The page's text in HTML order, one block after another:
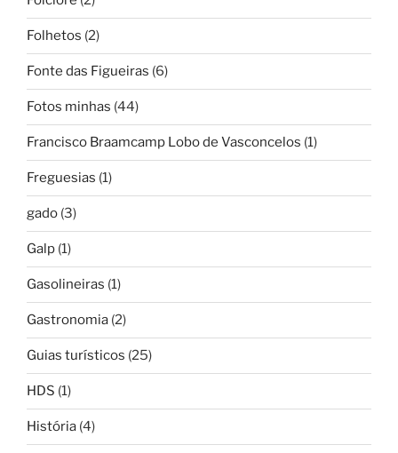
Folhetos (2)
Fonte das Figueiras (6)
Fotos minhas (44)
Francisco Braamcamp Lobo de Vasconcelos (1)
Freguesias (1)
gado (3)
Galp (1)
Gasolineiras (1)
Gastronomia (2)
Guias turísticos (25)
HDS (1)
História (4)